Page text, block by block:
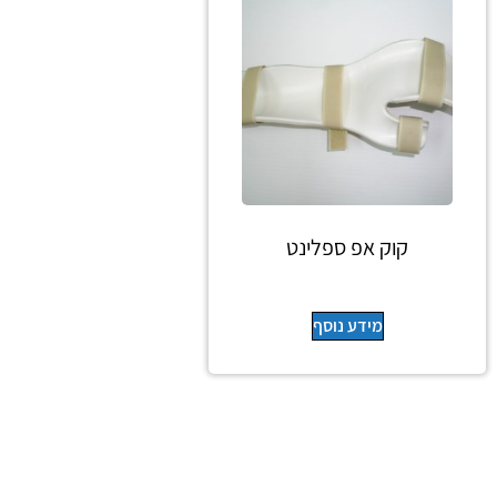
קוק אפ ספלינט
מידע נוסף